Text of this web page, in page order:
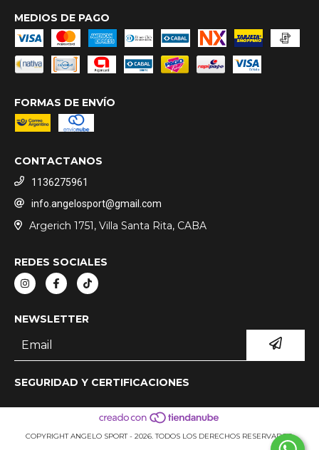
MEDIOS DE PAGO
FORMAS DE ENVÍO
CONTACTANOS
1136275961
info.angelosport@gmail.com
Argerich 1751, Villa Santa Rita, CABA
REDES SOCIALES
NEWSLETTER
SEGURIDAD Y CERTIFICACIONES
COPYRIGHT ANGELO SPORT - 2026. TODOS LOS DERECHOS RESERVADOS.